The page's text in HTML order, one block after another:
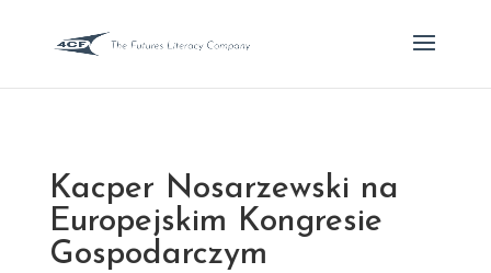
Kacper Nosarzewski na
Europejskim Kongresie
Gospodarczym